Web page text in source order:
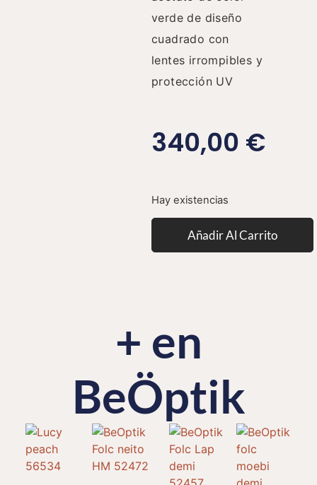
verde de diseño
cuadrado con
lentes irrompibles y
protección UV
340,00 €
Hay existencias
Añadir Al Carrito
+ en
BeÖptik